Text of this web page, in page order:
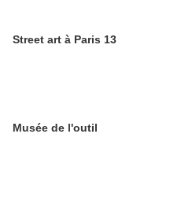
Street art à Paris 13
Musée de l'outil